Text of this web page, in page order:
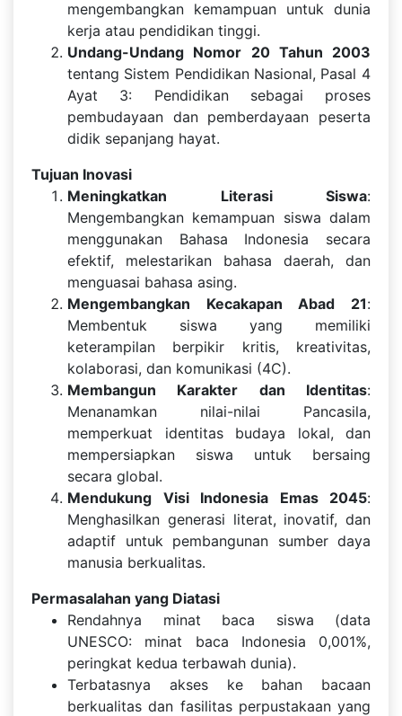
mengembangkan kemampuan untuk dunia
kerja atau pendidikan tinggi.
Undang-Undang Nomor 20 Tahun 2003
tentang Sistem Pendidikan Nasional, Pasal 4
Ayat 3: Pendidikan sebagai proses
pembudayaan dan pemberdayaan peserta
didik sepanjang hayat.
Tujuan Inovasi
Meningkatkan Literasi Siswa:
Mengembangkan kemampuan siswa dalam
menggunakan Bahasa Indonesia secara
efektif, melestarikan bahasa daerah, dan
menguasai bahasa asing.
Mengembangkan Kecakapan Abad 21:
Membentuk siswa yang memiliki
keterampilan berpikir kritis, kreativitas,
kolaborasi, dan komunikasi (4C).
Membangun Karakter dan Identitas:
Menanamkan nilai-nilai Pancasila,
memperkuat identitas budaya lokal, dan
mempersiapkan siswa untuk bersaing
secara global.
Mendukung Visi Indonesia Emas 2045:
Menghasilkan generasi literat, inovatif, dan
adaptif untuk pembangunan sumber daya
manusia berkualitas.
Permasalahan yang Diatasi
Rendahnya minat baca siswa (data
UNESCO: minat baca Indonesia 0,001%,
peringkat kedua terbawah dunia).
Terbatasnya akses ke bahan bacaan
berkualitas dan fasilitas perpustakaan yang